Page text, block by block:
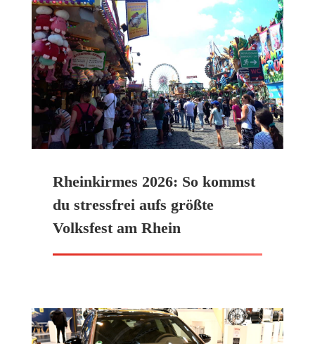
Rheinkirmes 2026: So kommst
du stressfrei aufs größte
Volksfest am Rhein